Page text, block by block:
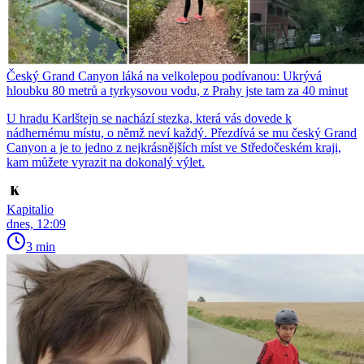
Český Grand Canyon láká na velkolepou podívanou: Ukrývá
hloubku 80 metrů a tyrkysovou vodu, z Prahy jste tam za 40 minut
U hradu Karlštejn se nachází stezka, která vás dovede k
nádhernému místu, o němž neví každý. Přezdívá se mu český Grand
Canyon a je to jedno z nejkrásnějších míst ve Středočeském kraji,
kam můžete vyrazit na dokonalý výlet.
Kapitalio
dnes, 12:09
3 min